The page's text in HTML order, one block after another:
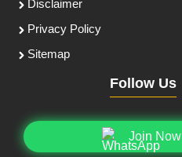
Disclaimer
Privacy Policy
Sitemap
Follow Us
Join Now